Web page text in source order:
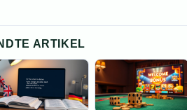
ARTIKEL